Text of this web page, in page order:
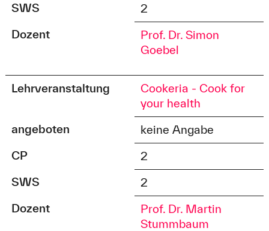
SWS
2
Dozent
Prof. Dr. Simon
Goebel
Lehrveranstaltung
Cookeria - Cook for
your health
angeboten
keine Angabe
CP
2
SWS
2
Dozent
Prof. Dr. Martin
Stummbaum